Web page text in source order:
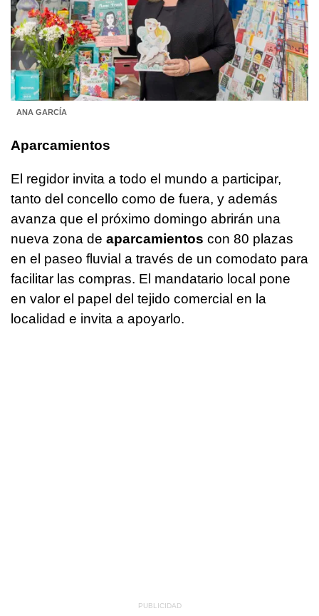
ANA GARCÍA
Aparcamientos
El regidor invita a todo el mundo a participar,
tanto del concello como de fuera, y además
avanza que el próximo domingo abrirán una
nueva zona de aparcamientos con 80 plazas
en el paseo fluvial a través de un comodato para
facilitar las compras. El mandatario local pone
en valor el papel del tejido comercial en la
localidad e invita a apoyarlo.